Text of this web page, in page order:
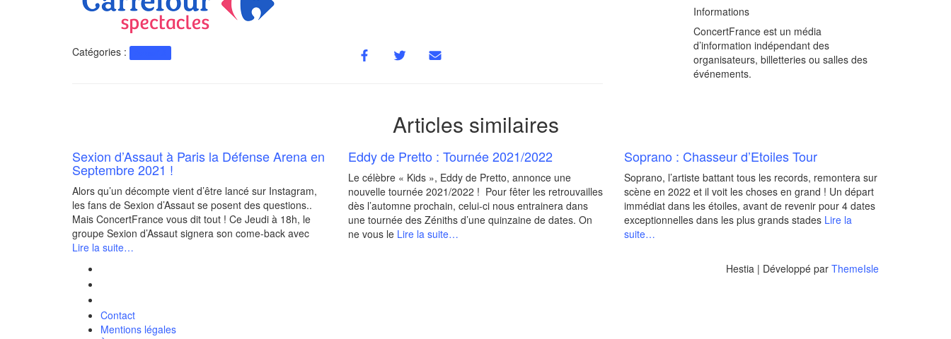
Catégories :
Informations
ConcertFrance est un média
d’information indépendant des
organisateurs, billetteries ou salles des
événements.
Articles similaires
Sexion d’Assaut à Paris la Défense Arena en
Septembre 2021 !
Alors qu’un décompte vient d’être lancé sur Instagram,
les fans de Sexion d’Assaut se posent des questions..
Mais ConcertFrance vous dit tout ! Ce Jeudi à 18h, le
groupe Sexion d’Assaut signera son come-back avec
Lire la suite…
Eddy de Pretto : Tournée 2021/2022
Le célèbre « Kids », Eddy de Pretto, annonce une
nouvelle tournée 2021/2022 ! Pour fêter les retrouvailles
dès l’automne prochain, celui-ci nous entrainera dans
une tournée des Zéniths d’une quinzaine de dates. On
ne vous le Lire la suite…
Soprano : Chasseur d’Etoiles Tour
Soprano, l’artiste battant tous les records, remontera sur
scène en 2022 et il voit les choses en grand ! Un départ
immédiat dans les étoiles, avant de revenir pour 4 dates
exceptionnelles dans les plus grands stades Lire la
suite…
Contact
Mentions légales
Hestia | Développé par ThemeIsle